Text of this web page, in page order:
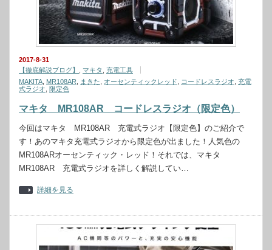
2017-8-31
【徹底解説ブログ】
マキタ
充電工具
MAKITA MR108AR まきた オーセンティックレッド コードレスラジオ 充電
式ラジオ 限定色
マキタ MR108AR コードレスラジオ（限定色）
今回はマキタ MR108AR 充電式ラジオ【限定色】のご紹介で
す！あのマキタ充電式ラジオから限定色が出ました！人気色の
MR108ARオーセンティック・レッド！それでは、マキタ
MR108AR 充電式ラジオを詳しく解説してい…
詳細を見る